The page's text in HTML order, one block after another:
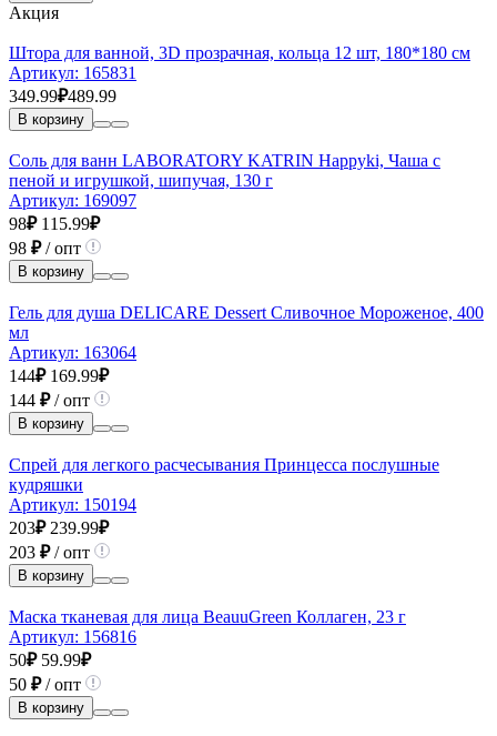
Акция
Штора для ванной, 3D прозрачная, кольца 12 шт, 180*180 см
Артикул: 165831
349.99₽489.99
В корзину
Соль для ванн LABORATORY KATRIN Happyki, Чаша с
пеной и игрушкой, шипучая, 130 г
Артикул: 169097
98₽ 115.99₽
98 ₽/ опт
В корзину
Гель для душа DELICARE Dessert Сливочное Мороженое, 400
мл
Артикул: 163064
144₽ 169.99₽
144 ₽/ опт
В корзину
Спрей для легкого расчесывания Принцесса послушные
кудряшки
Артикул: 150194
203₽ 239.99₽
203 ₽/ опт
В корзину
Маска тканевая для лица BeauuGreen Коллаген, 23 г
Артикул: 156816
50₽ 59.99₽
50 ₽/ опт
В корзину